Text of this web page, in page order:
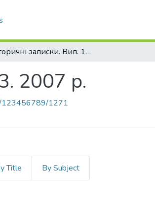
Історичні записки. Вип. 13. 2007 р.
2007 р.
123456789/1271
Title By Subject